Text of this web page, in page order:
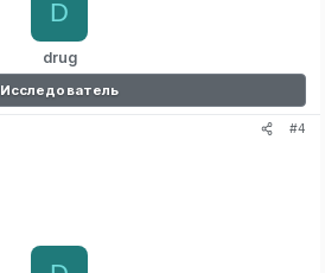
drug
D
Исследователь
#4